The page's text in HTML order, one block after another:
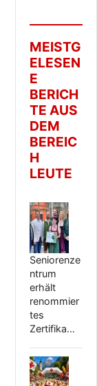
MEISTG
ELESEN
E
BERICH
TE AUS
DEM
BEREIC
H
LEUTE
Seniorenze
ntrum
erhält
renommier
tes
Zertifika…